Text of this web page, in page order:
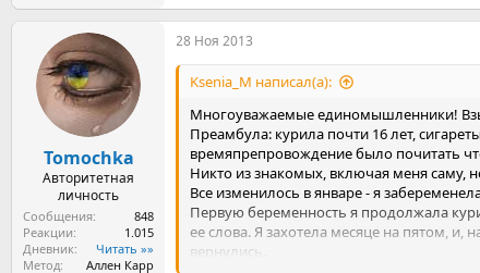
Tomochka
Авторитетная
личность
Сообщения
848
Реакции
1.015
Дневник
Читать »»
Метод
Аллен Карр
28 Ноя 2013
Ksenia_M написал(а):
Многоуважаемые единомышленники!
Преамбула: курила почти 16 лет,
времяпрепровождение было почитать
Никто из знакомых, включая меня саму,
Все изменилось в январе - я
Первую беременность я продолжала
ее слова. Я захотела месяце на пятом,
вернулись.